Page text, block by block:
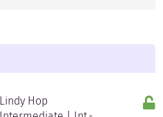
Lindy Hop